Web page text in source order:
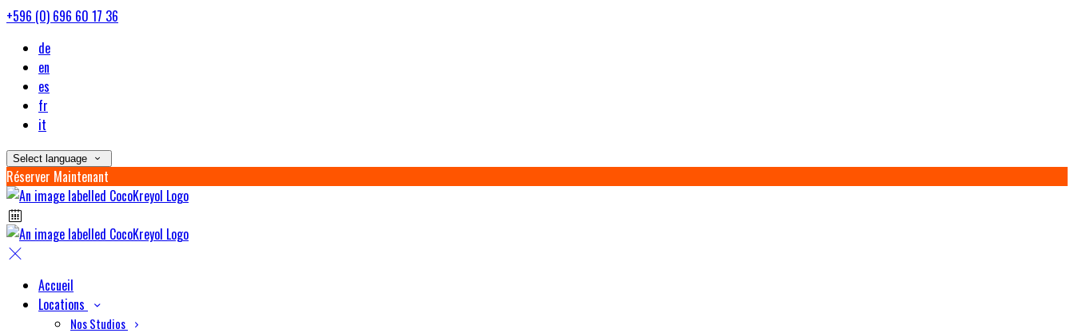
+596 (0) 696 60 17 36
de
en
es
fr
it
Select language
Réserver Maintenant
Accueil
Locations
Nos Studios